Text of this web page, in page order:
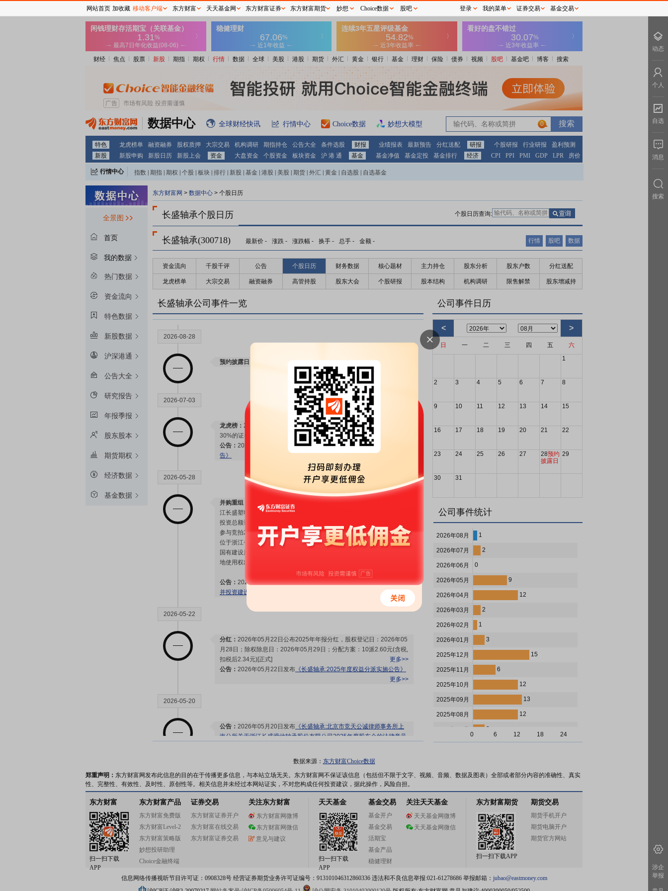
财经 焦点 股票 新股 期指 期权 行情 数据 全球 美股 港股 期货 外汇 黄金 银行 基金 理财 保险 债券 视频 股吧 基金吧 博客 搜索
数据中心 全球财经快讯 行情中心 Choice数据 妙想大模型 0
特色 龙虎榜单 融资融券 股权质押 大宗交易 机构调研 期指持仓 公告大全 条件选股 财报 业绩报表 最新预告 分红送配 研报 个股研报 行业研报
盈利预测
新股
新股申购 新股日历 新股上会 资金 大盘资金 个股资金 板块资金 沪 港 通 基金 基金净值 基金定投 基金排行 经济 CPI PPI PMI GDP LPR 房价
行情中心 指数 期指 期权 个股 板块 排行 新股 基金 港股 美股 期货 外汇 黄金 自选股 自选基金
全景图
首页
我的数据
热门数据
资金流向
特色数据
新股数据
沪深港通
公告大全
研究报告
年报季报
股东股本
期货期权
经济数据
基金数据
东方财富网 > 数据中心 > 个股日历
长盛轴承个股日历 个股日历查询:
长盛轴承(300718) 最新价 - 涨跌 - 涨跌幅 - 换手 - 总手 - 金额 - 行情 股吧 数据
资金流向 千股千评 公告 个股日历 财务数据 核心题材 主力持仓 股东分析 股东户数 分红送配
龙虎榜单 大宗交易 融资融券 高管持股 股东大会 个股研报 股本结构 机构调研 限售解禁 股东增减持
长盛轴承公司事件一览
2026-08-28
预约披露日： 2026年半年报预约2026年08月28日披露
2026-07-03
龙虎榜： 2026年07月03日因“连续三个交易日内，涨幅偏离值累计达到
30%的证券”等披露龙虎榜信息
公告： 2026年07月03日发布《长盛轴承:关于股票交易异常波动的公
告》
2026-05-28
并购重组：
浙江长盛滑动轴承股份有限公司根据战略规划,同意子公司浙
江长盛塑料轴承技术有限公司购买土地使用权并投资建设项目。该项目
投资总额计划约人民币2.3亿元(含土地出让金,具体以实际投资金额为准),
参与竞拍23189平方米土地,并投资建设项目。长盛塑料于近日成功竞得
位于浙江省嘉兴市嘉善县魏塘街道魏中村(开发区)地块(编号2026G-3)的
国有建设用地使用权。并与嘉善县自然资源和规划局签署《国有建设用
地使用权出让合同》(以下简称“出让合同”)。出让价格:21,101,990元。
公告： 2026年05月28日发布《长盛轴承:关于子公司拟购买土地使用权
并投资建设项目的进展公告》
2026-05-22
分红： 2026年05月22日公布2025年年报分红，股权登记日：2026年05
月28日；除权除息日：2026年05月29日；分配方案：10派2.60元(含税,
扣税后2.34元)[正式]
更多>>
公告： 2026年05月22日发布 《长盛轴承:2025年度权益分派实施公告》
更多>>
2026-05-20
公告： 2026年05月20日发布 《长盛轴承:北京市竞天公诚律师事务所上
海分所关于浙江长盛滑动轴承股份有限公司2025年度股东会的法律意见
2026-05-15
2026年05月15日发布
《长盛轴承:第五届董事会第九次临时会议
决议公告》等2条公告 更多>>
2026-05-13
2026年05月13日披露公司于2026年05月13日接待5家机构
调研
更多>>
公司事件日历
< >
日 一 二 三 四 五
六
1
2 3 4 5 6 7 8
9 10 11 12 13 14 15
16 17 18 19 20 21 22
23 24 25 26 27 28预约
披露日
29
30 31
公司事件统计
2026年08月 1
2026年07月 2
2026年06月 0
2026年05月 9
2026年04月 12
2026年03月 2
2026年02月 1
2026年01月 3
2025年12月 15
2025年11月 6
2025年10月 12
2025年09月 13
2025年08月 12
3
2025年06月 1
2025年04月 10
2025年02月 7
2025年01月 6
2
2024年09月 3
0 6 12 18 24
数据来源： 东方财富Choice数据
郑重声明： 东方财富网发布此信息的目的在于传播更多信息，与本站立场无关。东方财富网不保证该信息（包括但不限于文字、视频、音频、数据及图表）全部或者部分内容的准确性、真实
性、完整性、有效性、及时性、原创性等。相关信息并未经过本网站证实，不对您构成任何投资建议，据此操作，风险自担。
东方财富
扫一扫下载
APP
东方财富产品
东方财富免费版
东方财富Level-2
东方财富策略版
妙想投研助理
Choice金融终端
证券交易
东方财富证券开户
东方财富在线交易
东方财富证券交易
关注东方财富
东方财富网微博
东方财富网微信
意见与建议
天天基金
扫一扫下载
APP
基金交易
基金开户
基金交易
活期宝
基金产品
稳健理财
关注天天基金
天天基金网微博
天天基金网微信
东方财富期货
扫一扫下载APP
期货交易
期货手机开户
期货电脑开户
期货官方网站
信息网络传播视听节目许可证：0908328号 经营证券期货业务许可证编号：913101046312860336 违法和不良信息举报:021-61278686 举报邮箱： jubao@eastmoney.com
网站首页 加收藏 移动客户端 东方财富 天天基金网 东方财富证券 东方财富期货 妙想 Choice数据 股吧 登录 我的菜单 证券交易 基金交易
动态
个人
自选
消息
搜索
涉企
举报